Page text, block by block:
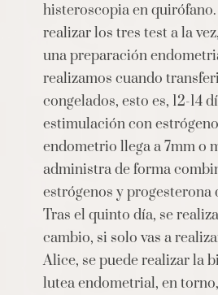
histeroscopia en
realizar los tres test a la
una preparación
realizamos cuando
congelados, esto es, 12-14
estimulación con
endometrio llega a 7mm o
administra de forma
estrógenos y progesterona
Tras el quinto día, se
cambio, si solo vas a
Alice, se puede realizar la
lutea endometrial, en